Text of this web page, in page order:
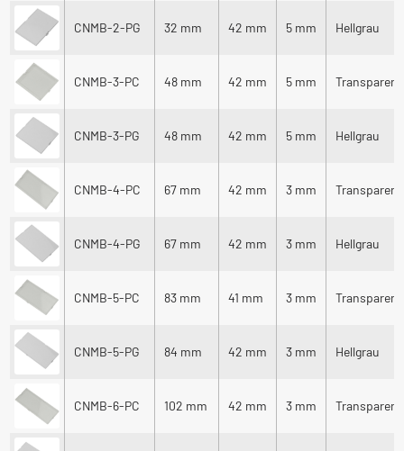
CNMB-2-PG 32 mm 42 mm 5 mm Hellgrau
CNMB-3-PC 48 mm 42 mm 5 mm Transparent
CNMB-3-PG 48 mm 42 mm 5 mm Hellgrau
CNMB-4-PC 67 mm 42 mm 3 mm Transparent
CNMB-4-PG 67 mm 42 mm 3 mm Hellgrau
CNMB-5-PC 83 mm 41 mm 3 mm Transparent
CNMB-5-PG 84 mm 42 mm 3 mm Hellgrau
CNMB-6-PC 102 mm 42 mm 3 mm Transparent